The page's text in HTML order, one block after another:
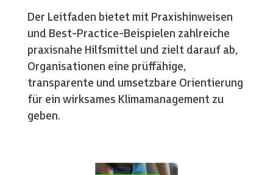
Der Leitfaden bietet mit Praxishinweisen
und Best-Practice-Beispielen zahlreiche
praxisnahe Hilfsmittel und zielt darauf ab,
Organisationen eine prüffähige,
transparente und umsetzbare Orientierung
für ein wirksames Klimamanagement zu
geben.